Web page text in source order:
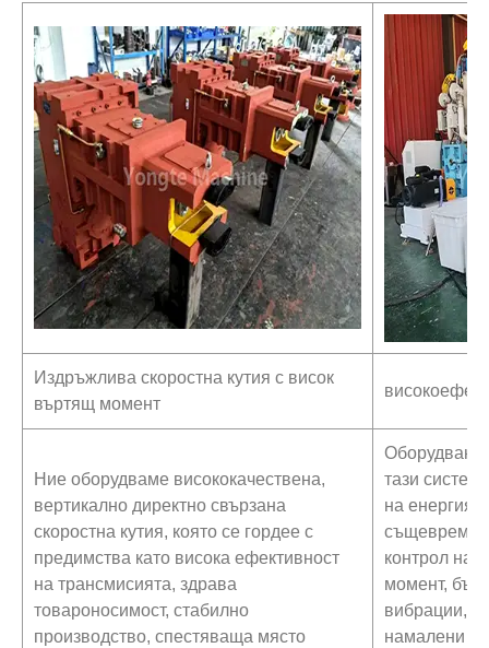
Издръжлива скоростна кутия с висок
въртящ момент
Ние оборудваме висококачествена,
вертикално директно свързана
скоростна кутия, която се гордее с
предимства като висока ефективност
на трансмисията, здрава
товароносимост, стабилно
производство, спестяваща място
Оборудван
тази
на енергия
контрол на
момент,
вибрации,
намалени